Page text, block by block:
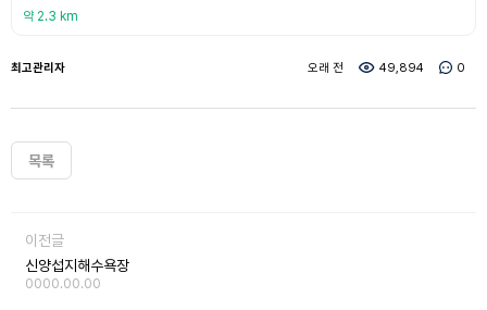
약 2.3 km
최고관리자 오래 전 49,894 0
목록
이전글
신양섭지해수욕장
0000.00.00